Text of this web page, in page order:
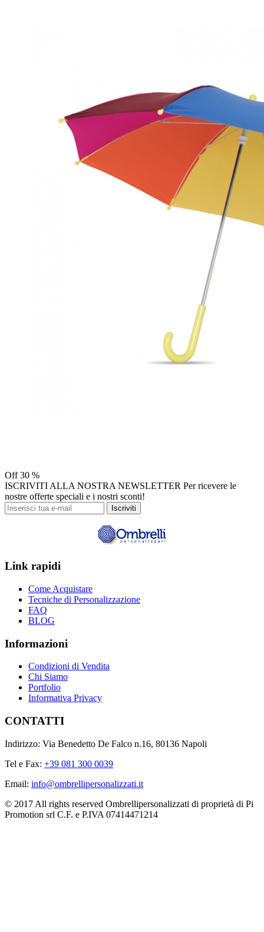
Off30 %
ISCRIVITI ALLA NOSTRA NEWSLETTER Per ricevere le
nostre offerte speciali e i nostri sconti!
Iscriviti
Link rapidi
Come Acquistare
Tecniche di Personalizzazione
FAQ
BLOG
Informazioni
Condizioni di Vendita
Chi Siamo
Portfolio
Informativa Privacy
CONTATTI
Indirizzo: Via Benedetto De Falco n.16, 80136 Napoli
Tel e Fax: +39 081 300 0039
Email: info@ombrellipersonalizzati.it
© 2017 All rights reserved Ombrellipersonalizzati di proprietà di Pi
Promotion srl C.F. e P.IVA 07414471214